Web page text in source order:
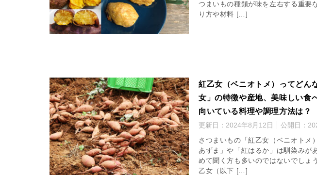
つまいもの種類が味を左右する重要
り方や材料 […]
紅乙女（ベニオトメ）ってどん
女」の特徴や産地、美味しい食
向いている料理や調理方法は？
更新日： 2024年8月12日 公開日：
さつまいもの「紅乙女（ベニオトメ
あずま」や「紅はるか」は馴染みが
めて聞く方も多いのではないでしょ
乙女（以下 […]